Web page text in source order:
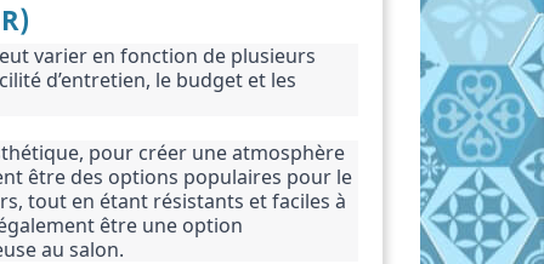
varier en fonction de plusieurs
d’entretien, le budget et les
pour créer une atmosphère
être des options populaires pour le
tout en étant résistants et faciles à
être une option
au salon.